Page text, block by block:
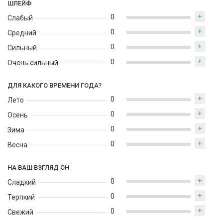
ШЛЕЙФ
Слабый
Средний
Сильный
Очень сильный
0 +
0 +
0 +
0 +
ДЛЯ КАКОГО ВРЕМЕНИ ГОДА?
Лето
Осень
Зима
Весна
0 +
0 +
0 +
0 +
НА ВАШ ВЗГЛЯД ОН
Сладкий
Терпкий
Свежий
0 +
0 +
0 +